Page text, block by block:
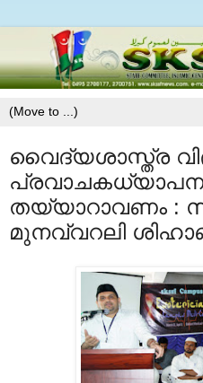
വൈദ്യശാസ്ത്ര
തയ്യാറാവണം :
മുനവ്വറലി